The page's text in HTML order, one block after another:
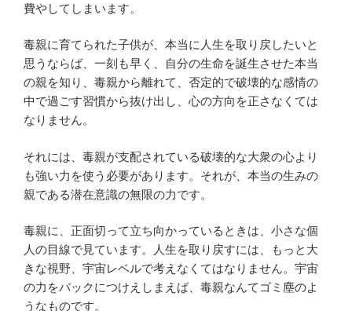
費やしてしまいます。
毒親に育てられた子供が、本当に人生を取り戻したいと
思うならば、一刻も早く、自分の生命を誕生させた本当
の親を知り、毒親から離れて、否定的で破壊的な感情の
中で過ごす習慣から抜け出し、心の方向を正さなくては
なりません。
それには、毒親が支配されている破壊的な大衆の心より
も強い力を使う必要があります。それが、本当の生みの
親である潜在意識の無限の力です。
毒親に、正面切って立ち向かっているときは、小さな個
人の目線で見ています。人生を取り戻すには、もっと大
きな視野、宇宙レベルで考えなくてはなりません。宇宙
の力をバックにつけえしまえば、毒親なんてゴミ塵のよ
うなものです。